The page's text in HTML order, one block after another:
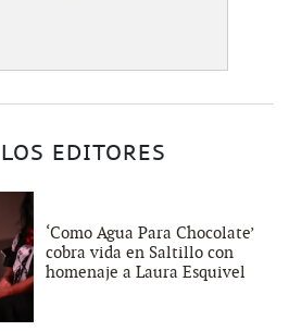
EDITORES
‘Como Agua Para Chocolate’
cobra vida en Saltillo con
homenaje a Laura Esquivel